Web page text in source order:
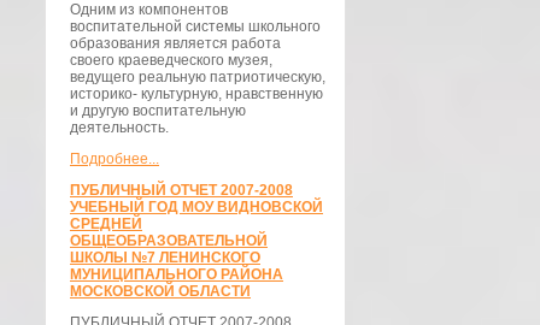
Одним из компонентов
воспитательной системы школьного
образования является работа
своего краеведческого музея,
ведущего реальную патриотическую,
историко- культурную, нравственную
и другую воспитательную
деятельность.
Подробнее...
ПУБЛИЧНЫЙ ОТЧЕТ 2007-2008
УЧЕБНЫЙ ГОД МОУ ВИДНОВСКОЙ
СРЕДНЕЙ
ОБЩЕОБРАЗОВАТЕЛЬНОЙ
ШКОЛЫ №7 ЛЕНИНСКОГО
МУНИЦИПАЛЬНОГО РАЙОНА
МОСКОВСКОЙ ОБЛАСТИ